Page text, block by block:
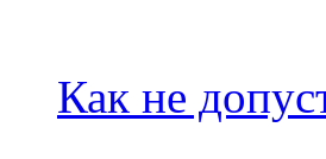
Как не